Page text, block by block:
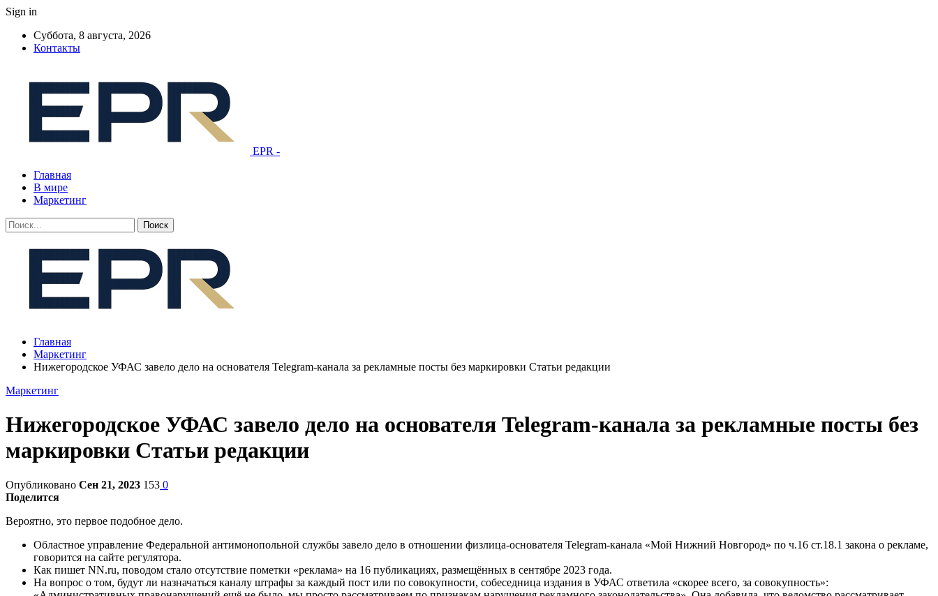
Sign in
Суббота, 8 августа, 2026
Контакты
EPR -
Главная
В мире
Маркетинг
Главная
Маркетинг
Нижегородское УФАС завело дело на основателя Telegram-канала за рекламные посты без маркировки Статьи редакции
Маркетинг
Нижегородское УФАС завело дело на основателя Telegram-канала за рекламные посты без
маркировки Статьи редакции
Опубликовано Сен 21, 2023 153 0
Поделится
Вероятно, это первое подобное дело.
Областное управление Федеральной антимонопольной службы завело дело в отношении физлица-основателя Telegram-канала «Мой Нижний Новгород» по ч.16 ст.18.1 закона о рекламе,
говорится на сайте регулятора.
Как пишет NN.ru, поводом стало отсутствие пометки «реклама» на 16 публикациях, размещённых в сентябре 2023 года.
На вопрос о том, будут ли назначаться каналу штрафы за каждый пост или по совокупности, собеседница издания в УФАС ответила «скорее всего, за совокупность»: